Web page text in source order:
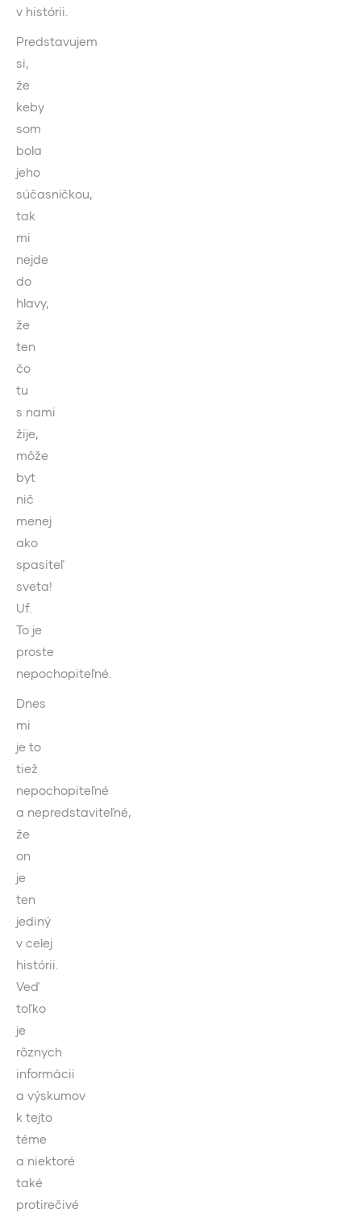
v histórii.
Predstavujem
si,
že
keby
som
bola
jeho
súčasníčkou,
tak
mi
nejde
do
hlavy,
že
ten
čo
tu
s nami
žije,
môže
byt
nič
menej
ako
spasiteľ
sveta!
Uf.
To je
proste
nepochopiteľné.
Dnes
mi
je to
tiež
nepochopiteľné
a nepredstaviteľné,
že
on
je
ten
jediný
v celej
histórii.
Veď
toľko
je
rôznych
informácii
a výskumov
k tejto
téme
a niektoré
také
protirečivé